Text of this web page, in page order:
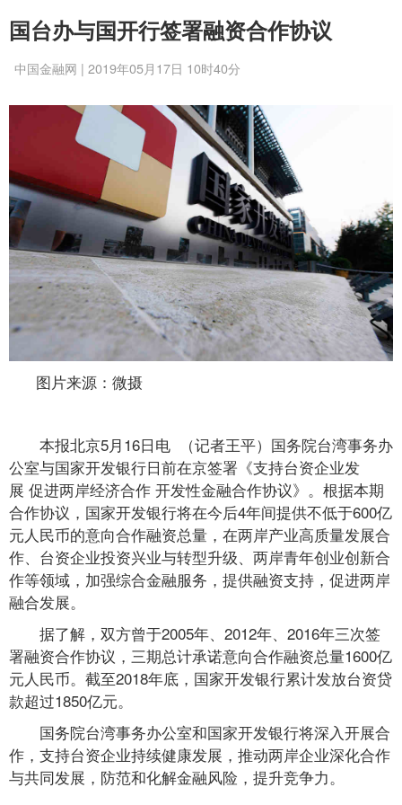
国台办与国开行签署融资合作协议
中国金融网 | 2019年05月17日 10时40分
图片来源：微摄
本报北京5月16日电 （记者王平）国务院台湾事务办
公室与国家开发银行日前在京签署《支持台资企业发
展 促进两岸经济合作 开发性金融合作协议》。根据本期
合作协议，国家开发银行将在今后4年间提供不低于600亿
元人民币的意向合作融资总量，在两岸产业高质量发展合
作、台资企业投资兴业与转型升级、两岸青年创业创新合
作等领域，加强综合金融服务，提供融资支持，促进两岸
融合发展。
据了解，双方曾于2005年、2012年、2016年三次签
署融资合作协议，三期总计承诺意向合作融资总量1600亿
元人民币。截至2018年底，国家开发银行累计发放台资贷
款超过1850亿元。
国务院台湾事务办公室和国家开发银行将深入开展合
作，支持台资企业持续健康发展，推动两岸企业深化合作
与共同发展，防范和化解金融风险，提升竞争力。